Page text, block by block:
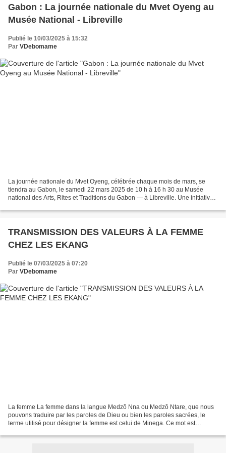
Gabon : La journée nationale du Mvet Oyeng au
Musée National - Libreville
Publié le 10/03/2025 à 15:32
Par VDebomame
La journée nationale du Mvet Oyeng, célébrée chaque mois de mars, se
tiendra au Gabon, le samedi 22 mars 2025 de 10 h à 16 h 30 au Musée
national des Arts, Rites et Traditions du Gabon — à Libreville. Une initiative
TRANSMISSION DES VALEURS À LA FEMME
CHEZ LES EKANG
Publié le 07/03/2025 à 07:20
Par VDebomame
La femme La femme dans la langue Medzô Nna ou Medzô Ntare, que nous
pouvons traduire par les paroles de Dieu ou bien les paroles sacrées, le
terme utilisé pour désigner la femme est celui de Minega. Ce mot est